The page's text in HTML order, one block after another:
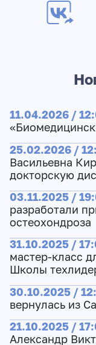
11.04.2026 /
25.02.2026 /
Васильевна
докторскую
03.11.2025 /
разработали
остеохондроза
31.10.2025 /
мастер-класс
Школы
30.10.2025 /
вернулась из
21.10.2025 /
Александр